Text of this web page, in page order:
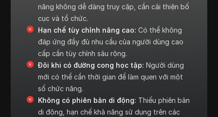
năng không dễ dàng truy cập, cần cải thiện bố
cục và tổ chức.
Hạn chế tùy chỉnh nâng cao: Có thể không
đáp ứng đầy đủ nhu cầu của người dùng cao
cấp cần tùy chỉnh sâu rộng.
Đôi khi có đường cong học tập: Người dùng
mới có thể cần thời gian để làm quen với một
số chức năng.
Không có phiên bản di động: Thiếu phiên bản
di động, hạn chế khả năng sử dụng trên các